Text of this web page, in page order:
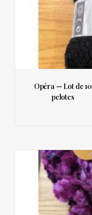
Opéra — Lot de 10
pelotes